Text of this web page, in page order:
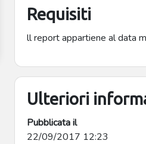
Requisiti
ll report appartiene al data
Ulteriori
Pubblicata il
22/09/2017 12:23